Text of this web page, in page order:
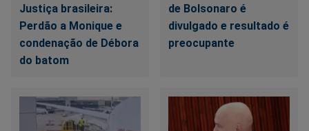
Justiça brasileira:
Perdão a Monique e
condenação de Débora
do batom
de Bolsonaro é
divulgado e resultado é
preocupante